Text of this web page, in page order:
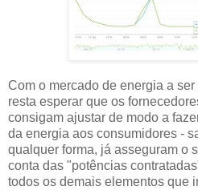
Com o mercado de energia a
resta esperar que os
consigam ajustar de modo a
da energia aos consumidores -
qualquer forma, já asseguram o
conta das "potências
todos os demais elementos que